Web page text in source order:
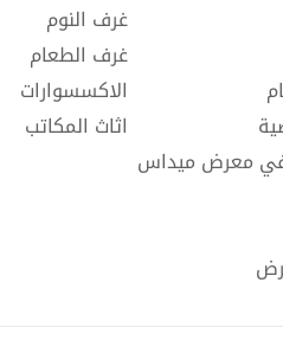
في معرض ميداس
غرف النوم
غرف الطعام
الاكسسوارات
اثاث المكاتب